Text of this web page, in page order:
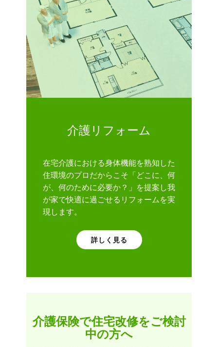
介護リフォーム
在宅介護における身体機能を熟知した
住環境のプロだからこそ「どこに、何
が、何のために必要か？」を提案し我
が家で快適に過ごせるリフォームを実
現します。
詳しく見る
介護保険で住宅改修をご検討
中の方へ